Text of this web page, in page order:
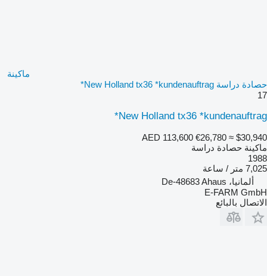
ماكينة
حصادة دراسة New Holland tx36 *kundenauftrag*
17
New Holland tx36 *kundenauftrag*
AED 113,600 €26,780 ≈ $30,940
ماكينة حصادة دراسة
1988
7,025 متر / ساعة
ألمانيا، De-48683 Ahaus
E-FARM GmbH
الاتصال بالبائع